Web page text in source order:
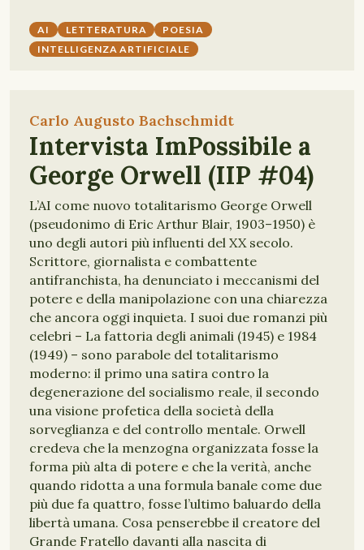
AI LETTERATURA
POESIA
INTELLIGENZA ARTIFICIALE
Carlo Augusto Bachschmidt
Intervista ImPossibile a
George Orwell (IIP #04)
L’AI come nuovo totalitarismo George Orwell
(pseudonimo di Eric Arthur Blair, 1903–1950) è
uno degli autori più influenti del XX secolo.
Scrittore, giornalista e combattente
antifranchista, ha denunciato i meccanismi del
potere e della manipolazione con una chiarezza
che ancora oggi inquieta. I suoi due romanzi più
celebri – La fattoria degli animali (1945) e 1984
(1949) – sono parabole del totalitarismo
moderno: il primo una satira contro la
degenerazione del socialismo reale, il secondo
una visione profetica della società della
sorveglianza e del controllo mentale. Orwell
credeva che la menzogna organizzata fosse la
forma più alta di potere e che la verità, anche
quando ridotta a una formula banale come due
più due fa quattro, fosse l’ultimo baluardo della
libertà umana. Cosa penserebbe il creatore del
Grande Fratello davanti alla nascita di